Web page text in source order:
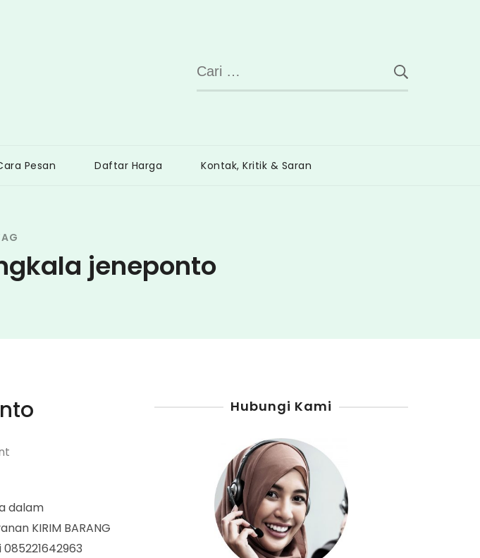
Cari
untuk:
Pesan Daftar Harga Kontak, Kritik & Saran
jeneponto
on
Kabupaten
Jeneponto
dalam
KIRIM BARANG
085221642963
Hubungi Kami